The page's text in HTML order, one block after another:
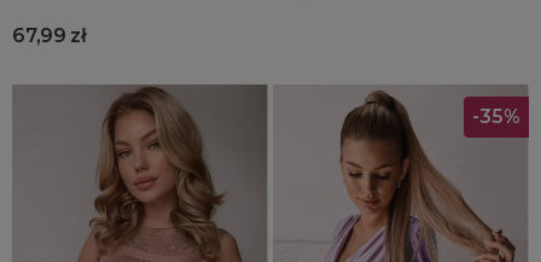
Spring sale
Złote produkty
Wiosenne Uroczystości
Letnie Uroczystości
Jesienne Uroczystości
Zimowe Uroczystości
67,99 zł
-35%